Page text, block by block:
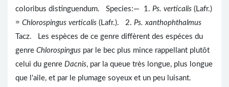
coloribus distinguendum. Species:— 1. Ps. verticalis (Lafr.)
= Chlorospingus verticalis (Lafr.). 2. Ps. xanthophthalmus
Tacz. Les espèces de ce genre diffèrent des espéces du
genre Chlorospingus par le bec plus mince rappellant plutôt
celui du genre Dacnis, par la queue très longue, plus longue
que l'aile, et par le plumage soyeux et un peu luisant.